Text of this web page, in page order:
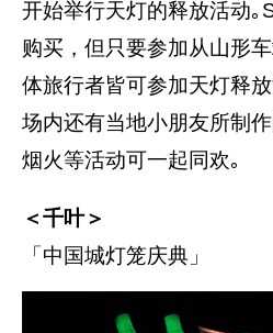
开始举行天灯的释放活动｡
购买，但只要参加从山形
体旅行者皆可参加天灯释
场内还有当地小朋友所制
烟火等活动可一起同欢｡
＜千叶＞
「中国城灯笼庆典」